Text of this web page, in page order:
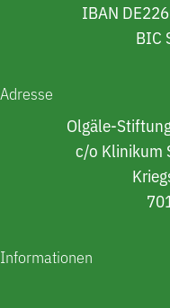
IBAN
BIC
Adresse
Olgäle-
c/o Klinikum
Informationen